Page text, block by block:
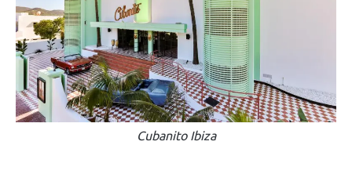
Cubanito Ibiza